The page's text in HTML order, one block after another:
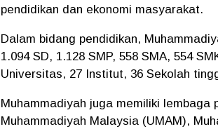
pendidikan dan ekonomi masyarakat.
Dalam bidang pendidikan,
1.094 SD, 1.128 SMP, 558 SMA, 554
Universitas, 27 Institut, 36 Sekolah
Muhammadiyah juga memiliki
Muhammadiyah Malaysia (UMAM),